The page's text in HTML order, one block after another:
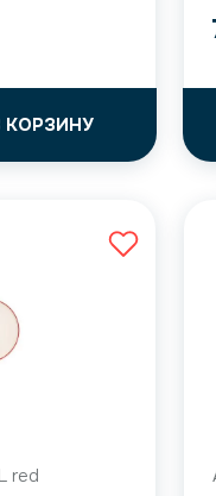
КОРЗИНУ
red